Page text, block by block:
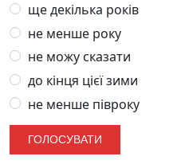
ще декілька років
не менше року
не можу сказати
до кінця цієї зими
не менше півроку